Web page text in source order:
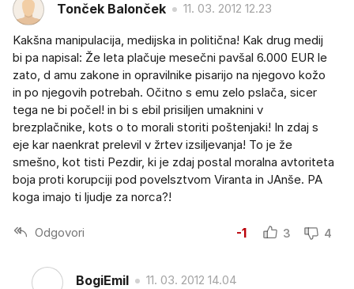
Tonček Balonček 11. 03. 2012 12.23
Kakšna manipulacija, medijska in politična! Kak drug medij
bi pa napisal: Že leta plačuje mesečni pavšal 6.000 EUR le
zato, d amu zakone in opravilnike pisarijo na njegovo kožo
in po njegovih potrebah. Očitno s emu zelo pslača, sicer
tega ne bi počel! in bi s ebil prisiljen umaknini v
brezplačnike, kots o to morali storiti poštenjaki! In zdaj s
eje kar naenkrat prelevil v žrtev izsiljevanja! To je že
smešno, kot tisti Pezdir, ki je zdaj postal moralna avtoriteta
boja proti korupciji pod povelsztvom Viranta in JAnše. PA
koga imajo ti ljudje za norca?!
Odgovori -1 3 4
BogiEmil 11. 03. 2012 14.04